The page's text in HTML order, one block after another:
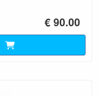
€ 90.00